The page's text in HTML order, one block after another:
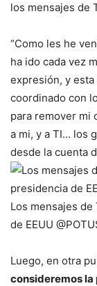
los mensajes de
“Como les he
ha ido cada vez
expresión, y
coordinado con
para remover mi
a mi, y a TI… los
desde la cuenta
Los mensajes
de EEUU
Luego, en otra
consideremos